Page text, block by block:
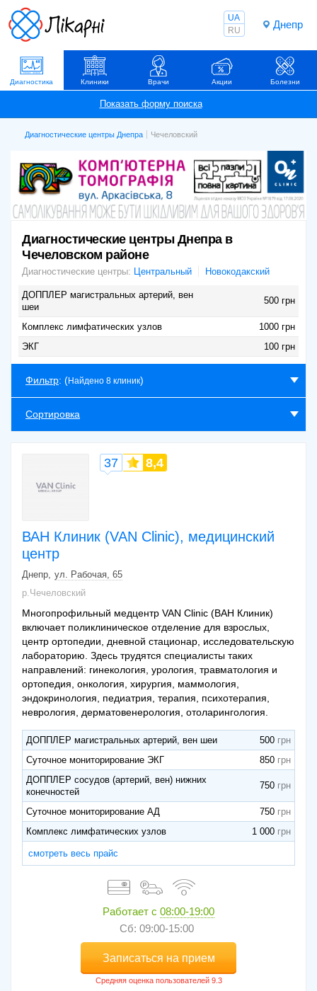
Днепр
UA
RU
Диагностика Клиники Врачи Акции Болезни
Диагностические центры Днепра Чечеловский
Диагностические центры Днепра в
Чечеловском районе
Диагностические центры: Центральный Новокодакский
ДОППЛЕР магистральных артерий, вен
шеи
500 грн
Комплекс лимфатических узлов
1000 грн
ЭКГ
100 грн
Фильтр: (Найдено 8 клиник)
Сортировка
ВАН Клиник (VAN Clinic), медицинский
центр
37 8,4
Днепр ул. Рабочая, 65
р.Чечеловский
Многопрофильный медцентр VAN Clinic (ВАН Клиник)
включает поликлиническое отделение для взрослых,
центр ортопедии, дневной стационар, исследовательскую
лабораторию. Здесь трудятся специалисты таких
направлений: гинекология, урология, травматология и
ортопедия, онкология, хирургия, маммология,
эндокринология, педиатрия, терапия, психотерапия,
неврология, дерматовенерология, отоларингология.
ДОППЛЕР магистральных артерий, вен шеи
500
Суточное мониторирование ЭКГ
850
ДОППЛЕР сосудов (артерий, вен) нижних
конечностей
750
Суточное мониторирование АД
750
Комплекс лимфатических узлов
1 000
смотреть весь прайс
Работает с 08:00-19:00
Сб: 09:00-15:00
Записаться на прием